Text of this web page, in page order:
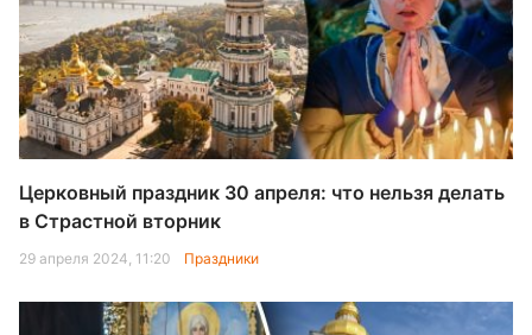
Церковный праздник 30 апреля: что нельзя делать
в Страстной вторник
29 апреля 2024, 11:20 Праздники